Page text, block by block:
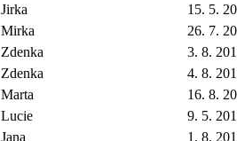
Jirka
15. 5.
Mirka
26. 7.
Zdenka
3. 8.
Zdenka
4. 8.
Marta
16. 8.
Lucie
9. 5.
Jana
1. 8.